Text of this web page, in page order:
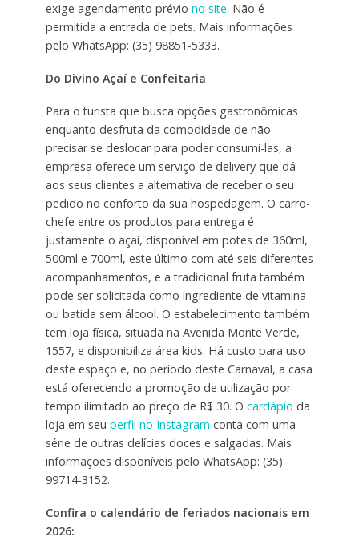
exige agendamento prévio no site. Não é
permitida a entrada de pets. Mais informações
pelo WhatsApp: (35) 98851-5333.
Do Divino Açaí e Confeitaria
Para o turista que busca opções gastronômicas
enquanto desfruta da comodidade de não
precisar se deslocar para poder consumi-las, a
empresa oferece um serviço de delivery que dá
aos seus clientes a alternativa de receber o seu
pedido no conforto da sua hospedagem. O carro-
chefe entre os produtos para entrega é
justamente o açaí, disponível em potes de 360ml,
500ml e 700ml, este último com até seis diferentes
acompanhamentos, e a tradicional fruta também
pode ser solicitada como ingrediente de vitamina
ou batida sem álcool. O estabelecimento também
tem loja física, situada na Avenida Monte Verde,
1557, e disponibiliza área kids. Há custo para uso
deste espaço e, no período deste Carnaval, a casa
está oferecendo a promoção de utilização por
tempo ilimitado ao preço de R$ 30. O cardápio da
loja em seu perfil no Instagram conta com uma
série de outras delícias doces e salgadas. Mais
informações disponíveis pelo WhatsApp: (35)
99714-3152.
Confira o calendário de feriados nacionais em
2026: